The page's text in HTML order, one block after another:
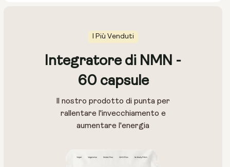
I Più Venduti
Integratore di NMN -
60 capsule
Il nostro prodotto di punta per
rallentare l'invecchiamento e
aumentare l'energia